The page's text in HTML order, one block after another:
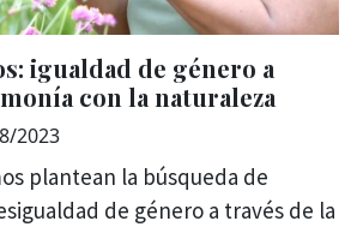
igualdad de género a
con la naturaleza
2023
plantean la búsqueda de
de género a través de la